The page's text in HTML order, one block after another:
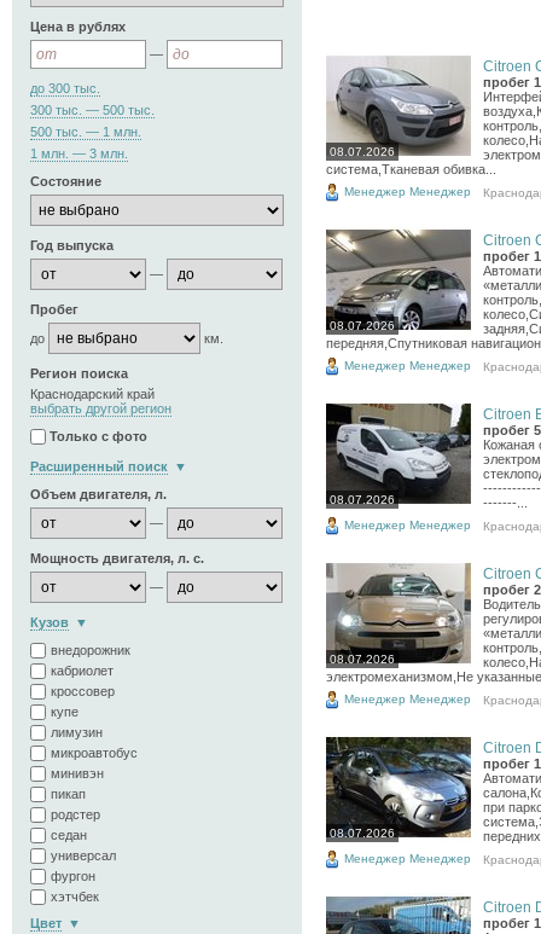
Цена в рублях
—
до 300 тыс.
300 тыс. — 500 тыс.
500 тыс. — 1 млн.
1 млн. — 3 млн.
Состояние
Год выпуска
—
Пробег
до
км.
Регион поиска
Краснодарский край
выбрать другой регион
Только с фото
Расширенный поиск
Объем двигателя, л.
—
Мощность двигателя, л. с.
—
Кузов
внедорожник
кабриолет
кроссовер
купе
лимузин
микроавтобус
минивэн
пикап
родстер
седан
универсал
фургон
хэтчбек
Цвет
08.07.2026
Citroen
пробег
система,Тканевая обивка...
Менеджер Менеджер
08.07.2026
Citroen
пробег
передняя,Спутниковая
Менеджер Менеджер
08.07.2026
Citroen
пробег
Кожаная
-------...
Менеджер Менеджер
08.07.2026
Citroen
пробег
электромеханизмом,Не
Менеджер Менеджер
08.07.2026
Citroen
пробег
при
Менеджер Менеджер
Citroen
пробег